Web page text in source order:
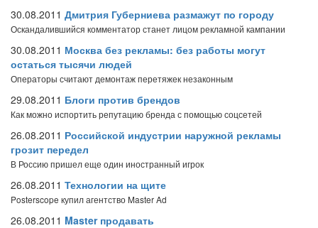
30.08.2011 Дмитрия Губерниева размажут по городу
Оскандалившийся комментатор станет лицом рекламной кампании
30.08.2011 Москва без рекламы: без работы могут
остаться тысячи людей
Операторы считают демонтаж перетяжек незаконным
29.08.2011 Блоги против брендов
Как можно испортить репутацию бренда с помощью соцсетей
26.08.2011 Российской индустрии наружной рекламы
грозит передел
В Россию пришел еще один иностранный игрок
26.08.2011 Технологии на щите
Posterscope купил агентство Master Ad
26.08.2011 Master продавать